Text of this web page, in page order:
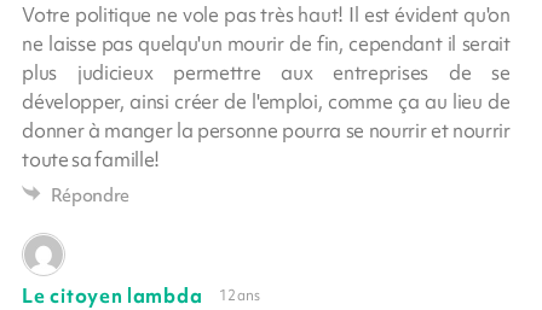
Votre politique ne vole pas très haut! Il est évident qu'on
ne laisse pas quelqu'un mourir de fin, cependant il serait
plus judicieux permettre aux entreprises de se
développer, ainsi créer de l'emploi, comme ça au lieu de
donner à manger la personne pourra se nourrir et nourrir
toute sa famille!
Répondre
Le citoyen lambda 12 ans